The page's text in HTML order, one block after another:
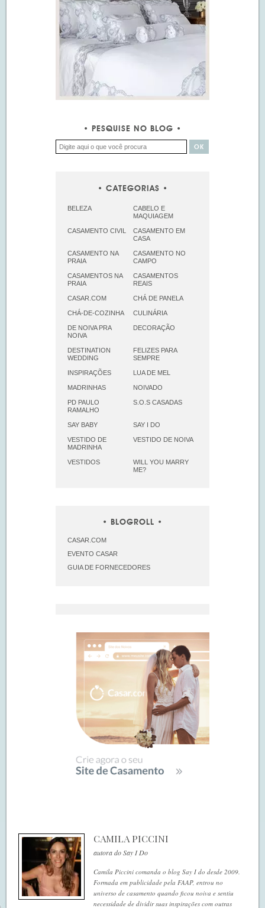
PESQUISE NO BLOG
CATEGORIAS
BELEZA
CABELO E
MAQUIAGEM
CASAMENTO CIVIL
CASAMENTO EM
CASA
CASAMENTO NA
PRAIA
CASAMENTO NO
CAMPO
CASAMENTOS NA
PRAIA
CASAMENTOS
REAIS
CASAR.COM CHÁ DE PANELA
CHÁ-DE-COZINHA CULINÁRIA
DE NOIVA PRA
NOIVA
DECORAÇÃO
DESTINATION
WEDDING
FELIZES PARA
SEMPRE
INSPIRAÇÕES LUA DE MEL
MADRINHAS NOIVADO
PD PAULO
RAMALHO
S.O.S CASADAS
SAY BABY SAY I DO
VESTIDO DE
MADRINHA
VESTIDO DE NOIVA
VESTIDOS
WILL YOU MARRY
ME?
BLOGROLL
CASAR.COM
EVENTO CASAR
GUIA DE FORNECEDORES
CAMILA PICCINI
autora do Say I Do
Camila Piccini comanda o blog Say I do desde 2009.
Formada em publicidade pela FAAP, entrou no
universo de casamento quando ficou noiva e sentiu
necessidade de dividir suas inspirações com outras